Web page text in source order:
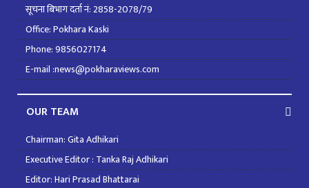
सूचना बिभाग दर्ता नं: 2858-2078/79
Office: Pokhara Kaski
Phone: 9856027174
E-mail :news@pokharaviews.com
OUR TEAM
Chairman: Gita Adhikari
Executive Editor : Tanka Raj Adhikari
Editor: Hari Prasad Bhattarai